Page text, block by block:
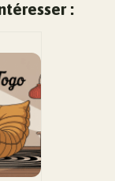
: